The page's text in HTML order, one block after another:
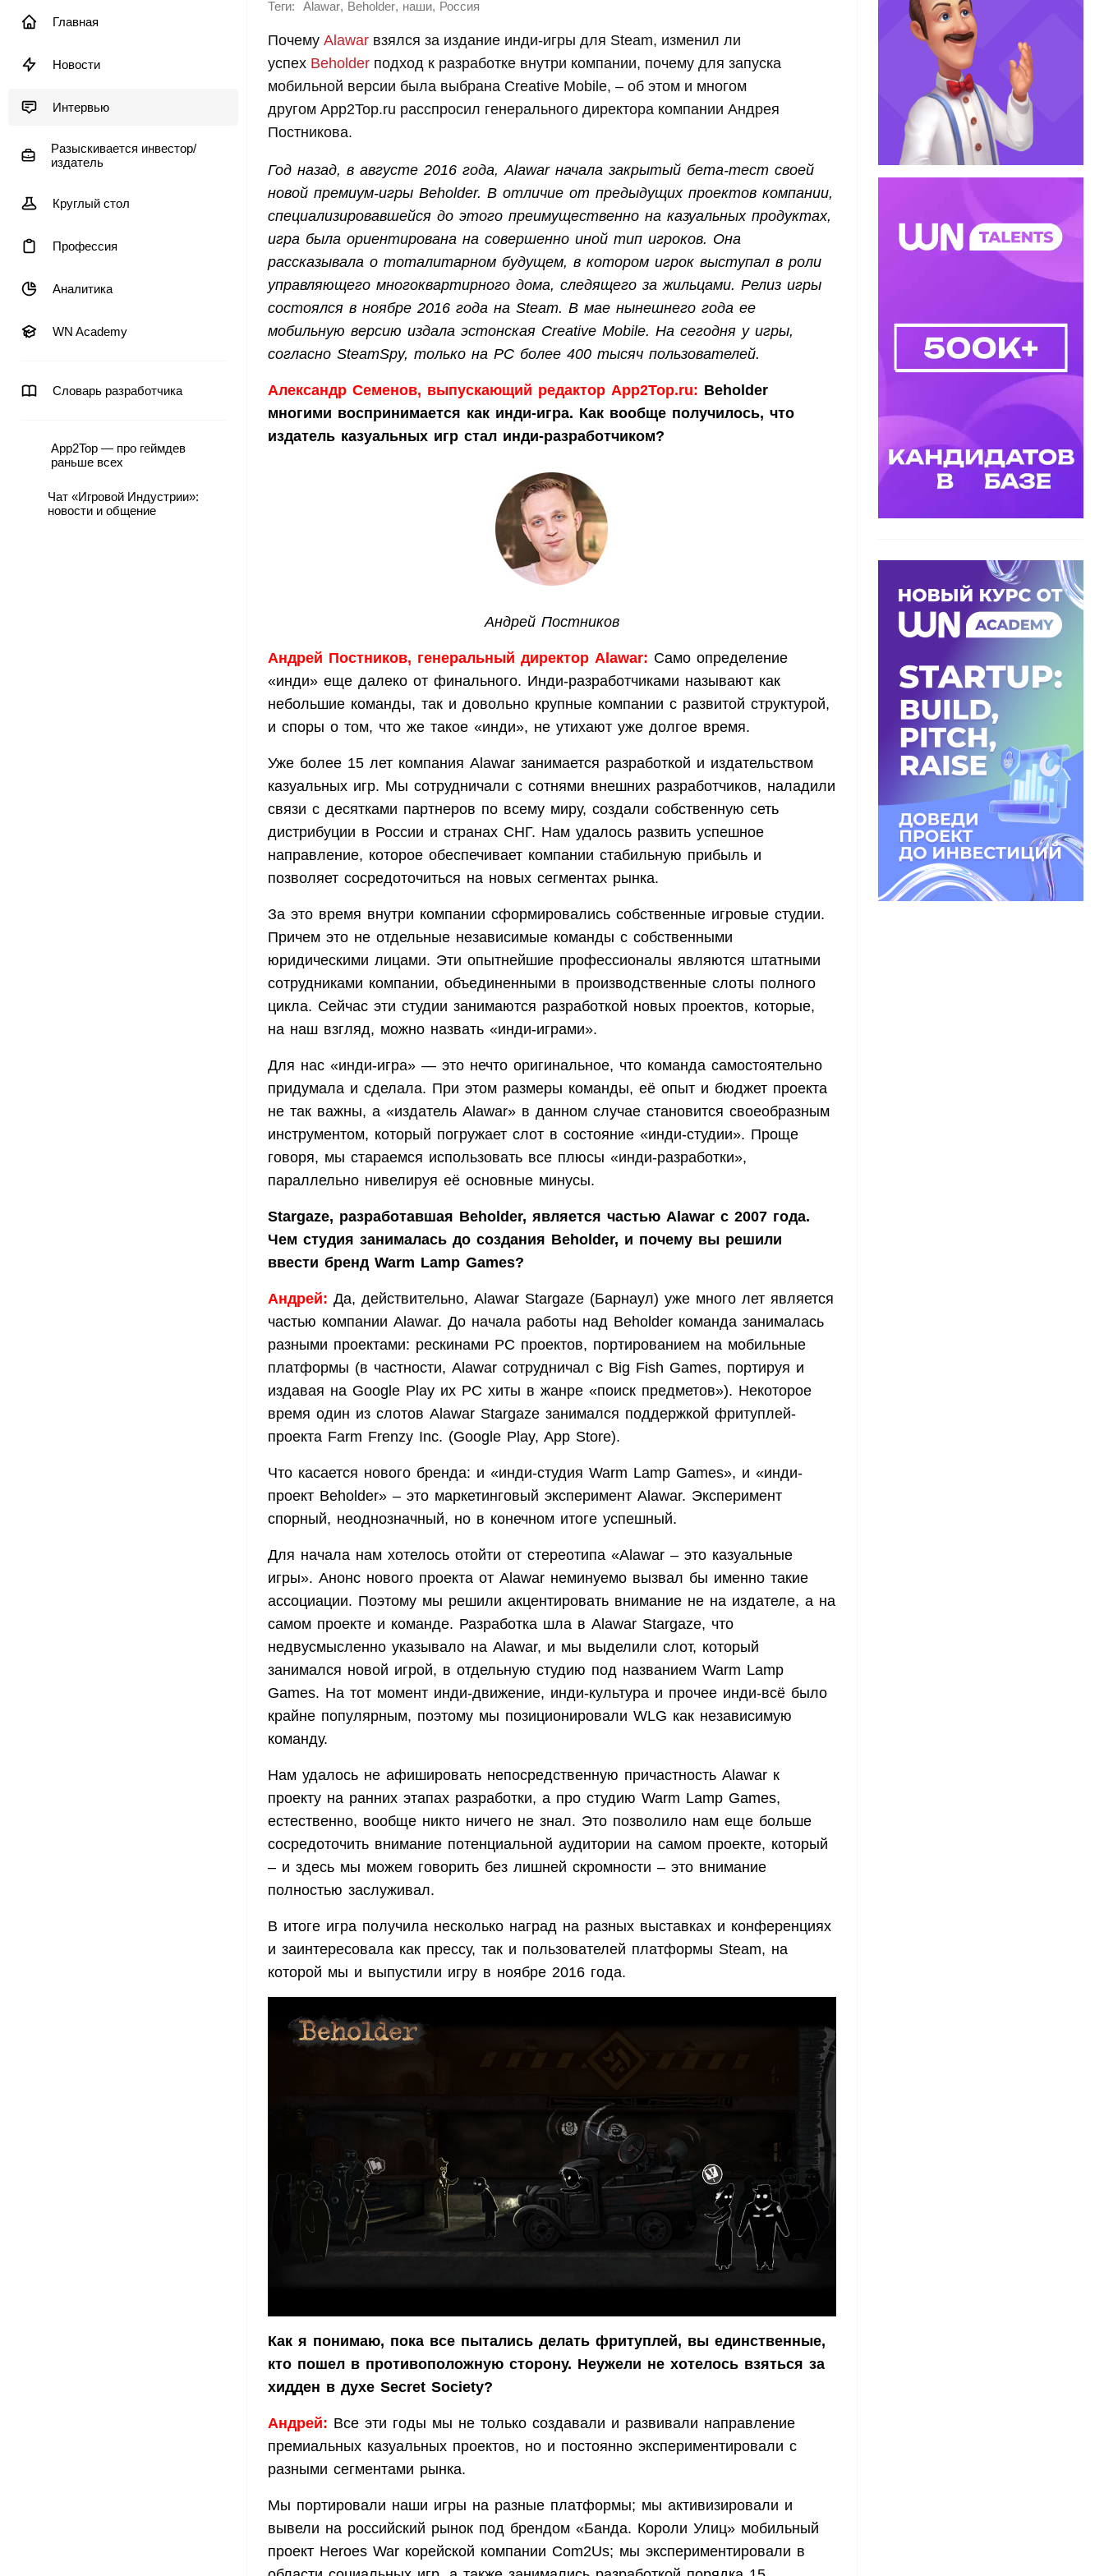
Главная
Новости
Интервью
Разыскивается инвестор/
издатель
Круглый стол
Профессия
Аналитика
WN Academy
Словарь разработчика
App2Top — про геймдев
раньше всех
Чат «Игровой Индустрии»:
новости и общение
Теги: Alawar, Beholder, наши, Россия
Почему Alawar взялся за издание инди-игры для Steam, изменил ли
успех Beholder подход к разработке внутри компании, почему для запуска
мобильной версии была выбрана Creative Mobile, – об этом и многом
другом App2Top.ru расспросил генерального директора компании Андрея
Постникова.
Год назад, в августе 2016 года, Alawar начала закрытый бета-тест своей
новой премиум-игры Beholder. В отличие от предыдущих проектов компании,
специализировавшейся до этого преимущественно на казуальных продуктах,
игра была ориентирована на совершенно иной тип игроков. Она
рассказывала о тоталитарном будущем, в котором игрок выступал в роли
управляющего многоквартирного дома, следящего за жильцами. Релиз игры
состоялся в ноябре 2016 года на Steam. В мае нынешнего года ее
мобильную версию издала эстонская Creative Mobile. На сегодня у игры,
согласно SteamSpy, только на PC более 400 тысяч пользователей.
Александр Семенов, выпускающий редактор App2Top.ru: Beholder
многими воспринимается как инди-игра. Как вообще получилось, что
издатель казуальных игр стал инди-разработчиком?
Андрей Постников
Андрей Постников, генеральный директор Alawar: Само определение
«инди» еще далеко от финального. Инди-разработчиками называют как
небольшие команды, так и довольно крупные компании с развитой структурой,
и споры о том, что же такое «инди», не утихают уже долгое время.
Уже более 15 лет компания Alawar занимается разработкой и издательством
казуальных игр. Мы сотрудничали с сотнями внешних разработчиков, наладили
связи с десятками партнеров по всему миру, создали собственную сеть
дистрибуции в России и странах СНГ. Нам удалось развить успешное
направление, которое обеспечивает компании стабильную прибыль и
позволяет сосредоточиться на новых сегментах рынка.
За это время внутри компании сформировались собственные игровые студии.
Причем это не отдельные независимые команды с собственными
юридическими лицами. Эти опытнейшие профессионалы являются штатными
сотрудниками компании, объединенными в производственные слоты полного
цикла. Сейчас эти студии занимаются разработкой новых проектов, которые,
на наш взгляд, можно назвать «инди-играми».
Для нас «инди-игра» — это нечто оригинальное, что команда самостоятельно
придумала и сделала. При этом размеры команды, её опыт и бюджет проекта
не так важны, а «издатель Alawar» в данном случае становится своеобразным
инструментом, который погружает слот в состояние «инди-студии». Проще
говоря, мы стараемся использовать все плюсы «инди-разработки»,
параллельно нивелируя её основные минусы.
Stargaze, разработавшая Beholder, является частью Alawar с 2007 года.
Чем студия занималась до создания Beholder, и почему вы решили
ввести бренд Warm Lamp Games?
Андрей: Да, действительно, Alawar Stargaze (Барнаул) уже много лет является
частью компании Alawar. До начала работы над Beholder команда занималась
разными проектами: рескинами PC проектов, портированием на мобильные
платформы (в частности, Alawar сотрудничал с Big Fish Games, портируя и
издавая на Google Play их PC хиты в жанре «поиск предметов»). Некоторое
время один из слотов Alawar Stargaze занимался поддержкой фритуплей-
проекта Farm Frenzy Inc. (Google Play, App Store).
Что касается нового бренда: и «инди-студия Warm Lamp Games», и «инди-
проект Beholder» – это маркетинговый эксперимент Alawar. Эксперимент
спорный, неоднозначный, но в конечном итоге успешный.
Для начала нам хотелось отойти от стереотипа «Alawar – это казуальные
игры». Анонс нового проекта от Alawar неминуемо вызвал бы именно такие
ассоциации. Поэтому мы решили акцентировать внимание не на издателе, а на
самом проекте и команде. Разработка шла в Alawar Stargaze, что
недвусмысленно указывало на Alawar, и мы выделили слот, который
занимался новой игрой, в отдельную студию под названием Warm Lamp
Games. На тот момент инди-движение, инди-культура и прочее инди-всё было
крайне популярным, поэтому мы позиционировали WLG как независимую
команду.
Нам удалось не афишировать непосредственную причастность Alawar к
проекту на ранних этапах разработки, а про студию Warm Lamp Games,
естественно, вообще никто ничего не знал. Это позволило нам еще больше
сосредоточить внимание потенциальной аудитории на самом проекте, который
– и здесь мы можем говорить без лишней скромности – это внимание
полностью заслуживал.
В итоге игра получила несколько наград на разных выставках и конференциях
и заинтересовала как прессу, так и пользователей платформы Steam, на
которой мы и выпустили игру в ноябре 2016 года.
Как я понимаю, пока все пытались делать фритуплей, вы единственные,
кто пошел в противоположную сторону. Неужели не хотелось взяться за
хидден в духе Secret Society?
Андрей: Все эти годы мы не только создавали и развивали направление
премиальных казуальных проектов, но и постоянно экспериментировали с
разными сегментами рынка.
Мы портировали наши игры на разные платформы; мы активизировали и
вывели на российский рынок под брендом «Банда. Короли Улиц» мобильный
проект Heroes War корейской компании Com2Us; мы экспериментировали в